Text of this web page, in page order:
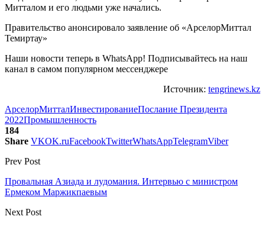
Митталом и его людьми уже начались.
Правительство анонсировало заявление об «АрселорМиттал
Темиртау»
Наши новости теперь в WhatsApp! Подписывайтесь на наш
канал в самом популярном мессенджере
Источник: tengrinews.kz
АрселорМитталИнвестированиеПослание Президента
2022Промышленность
184
Share VKOK.ruFacebookTwitterWhatsAppTelegramViber
Prev Post
Провальная Азиада и лудомания. Интервью с министром
Ермеком Маржикпаевым
Next Post